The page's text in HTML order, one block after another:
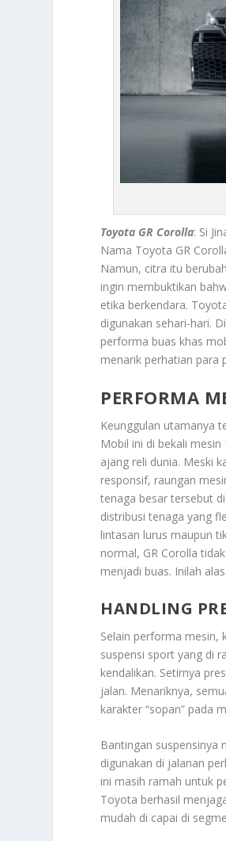
Toyota GR Corolla: Si
Nama Toyota GR
Namun, citra itu
ingin membuktikan
etika berkendara.
digunakan sehari-hari.
performa buas khas
menarik perhatian para
PERFORMA
Keunggulan utamanya
Mobil ini di bekali
ajang reli dunia. Meski
responsif, raungan
tenaga besar tersebut
distribusi tenaga yang
lintasan lurus maupun
normal, GR Corolla
menjadi buas. Inilah
HANDLING
Selain performa mesin,
suspensi sport yang di
kendalikan. Setirnya
jalan. Menariknya,
karakter “sopan” pada
Bantingan suspensinya
digunakan di jalanan
ini masih ramah untuk
Toyota berhasil
mudah di capai di